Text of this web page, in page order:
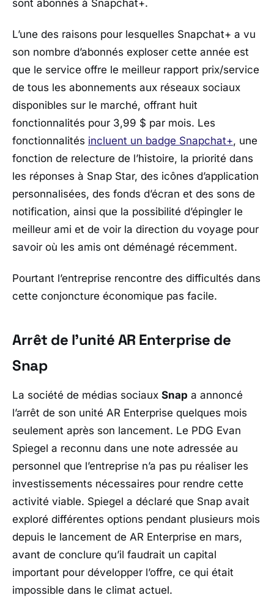
sont abonnés à Snapchat+.
L’une des raisons pour lesquelles Snapchat+ a vu
son nombre d’abonnés exploser cette année est
que le service offre le meilleur rapport prix/service
de tous les abonnements aux réseaux sociaux
disponibles sur le marché, offrant huit
fonctionnalités pour 3,99 $ par mois. Les
fonctionnalités incluent un badge Snapchat+, une
fonction de relecture de l’histoire, la priorité dans
les réponses à Snap Star, des icônes d’application
personnalisées, des fonds d’écran et des sons de
notification, ainsi que la possibilité d’épingler le
meilleur ami et de voir la direction du voyage pour
savoir où les amis ont déménagé récemment.
Pourtant l’entreprise rencontre des difficultés dans
cette conjoncture économique pas facile.
Arrêt de l’unité AR Enterprise de
Snap
La société de médias sociaux Snap a annoncé
l’arrêt de son unité AR Enterprise quelques mois
seulement après son lancement. Le PDG Evan
Spiegel a reconnu dans une note adressée au
personnel que l’entreprise n’a pas pu réaliser les
investissements nécessaires pour rendre cette
activité viable. Spiegel a déclaré que Snap avait
exploré différentes options pendant plusieurs mois
depuis le lancement de AR Enterprise en mars,
avant de conclure qu’il faudrait un capital
important pour développer l’offre, ce qui était
impossible dans le climat actuel.